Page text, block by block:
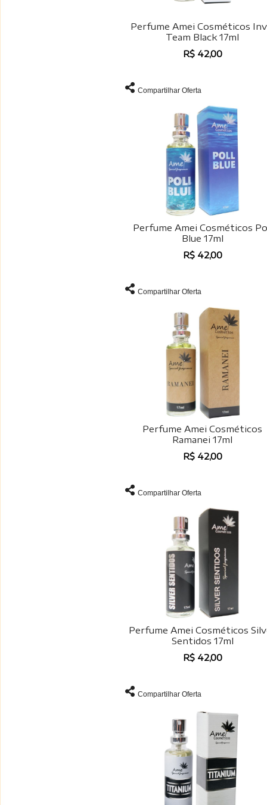
Perfume Amei Cosméticos
Team Black 17ml
R$ 42,00
Compartilhar Oferta
Perfume Amei Cosméticos
Blue 17ml
R$ 42,00
Compartilhar Oferta
Perfume Amei Cosméticos
Ramanei 17ml
R$ 42,00
Compartilhar Oferta
Perfume Amei Cosméticos
Sentidos 17ml
R$ 42,00
Compartilhar Oferta